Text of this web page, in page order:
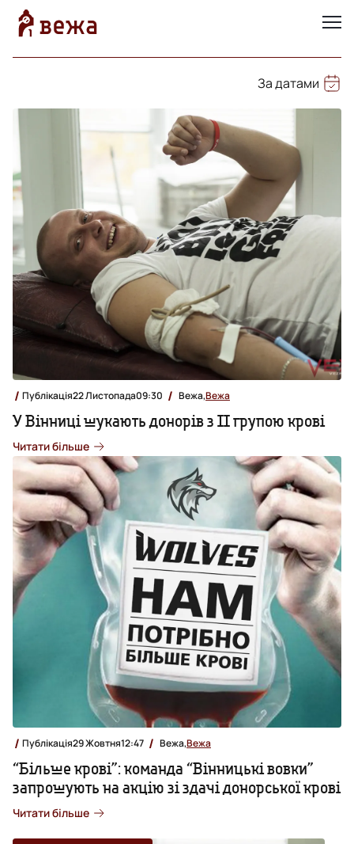
За датами
Публікація22 Листопада09:30 Вежа,Вежа
У Вінниці шукають донорів з ІІ групою крові
Читати більше
Публікація29 Жовтня12:47 Вежа,Вежа
“Більше крові”: команда “Вінницькі вовки”
запрошують на акцію зі здачі донорської крові
Читати більше